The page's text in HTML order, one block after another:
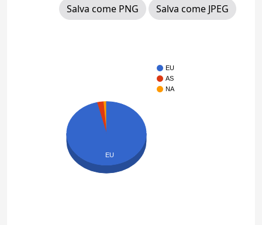
Salva come PNG
Salva come JPEG
EU
AS
NA
EU